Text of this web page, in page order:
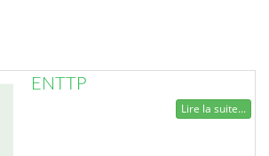
ENTTP
Lire la suite...